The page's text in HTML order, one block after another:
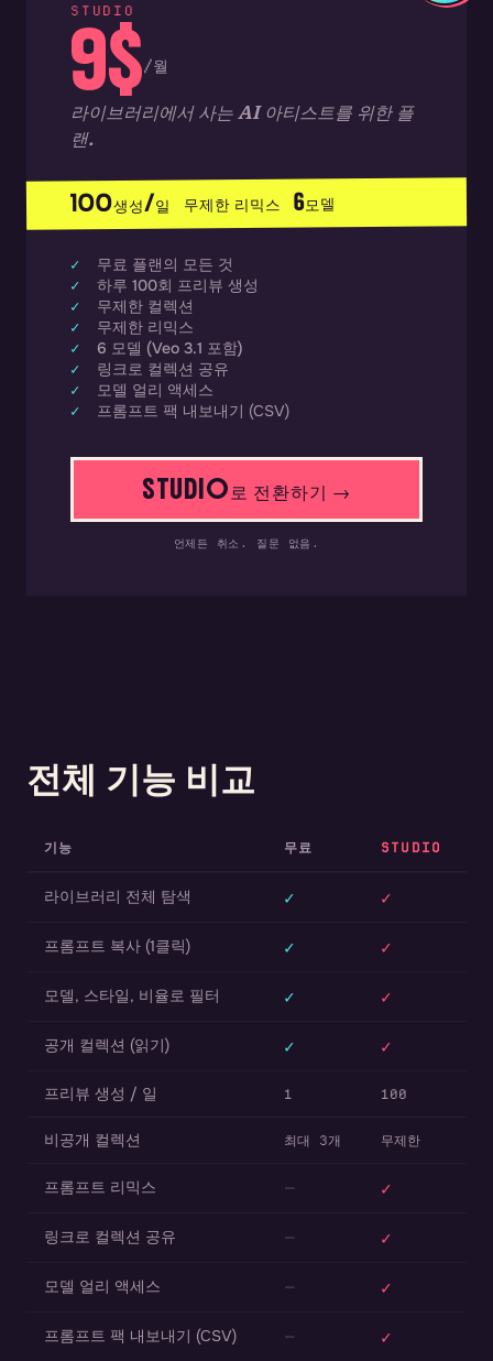
STUDIO
9$/월
라이브러리에서 사는 AI 아티스트를 위한 플
랜.
100생성/일 무제한 리믹스 6모델
무료 플랜의 모든 것
하루 100회 프리뷰 생성
무제한 컬렉션
무제한 리믹스
6 모델 (Veo 3.1 포함)
링크로 컬렉션 공유
모델 얼리 액세스
프롬프트 팩 내보내기 (CSV)
STUDIO로 전환하기 →
언제든 취소. 질문 없음.
전체 기능 비교
기능 무료 STUDIO
라이브러리 전체 탐색 ✓ ✓
프롬프트 복사 (1클릭) ✓ ✓
모델, 스타일, 비율로 필터 ✓ ✓
공개 컬렉션 (읽기) ✓ ✓
프리뷰 생성 / 일 1 100
비공개 컬렉션 최대 3개 무제한
프롬프트 리믹스 — ✓
링크로 컬렉션 공유 — ✓
모델 얼리 액세스 — ✓
프롬프트 팩 내보내기 (CSV) — ✓